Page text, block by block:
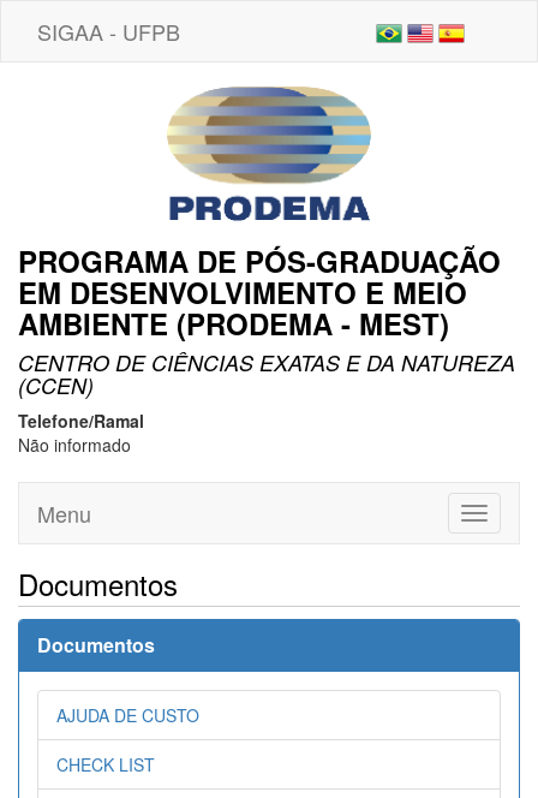
SIGAA - UFPB
PROGRAMA DE PÓS-GRADUAÇÃO
EM DESENVOLVIMENTO E MEIO
AMBIENTE (PRODEMA - MEST)
CENTRO DE CIÊNCIAS EXATAS E DA NATUREZA
(CCEN)
Telefone/Ramal
Não informado
Toggle
Menu
Documentos
Documentos
AJUDA DE CUSTO
CHECK LIST